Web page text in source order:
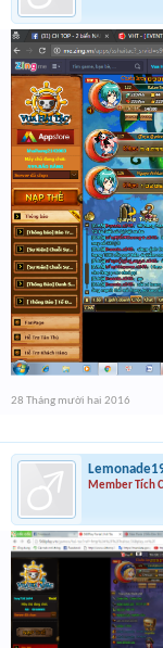
28 Tháng mười hai 2016
Member Tích